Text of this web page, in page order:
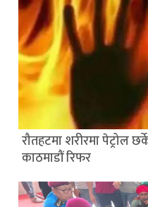
रौतहटमा शरीरमा पेट्रोल
काठमाडौं रिफर